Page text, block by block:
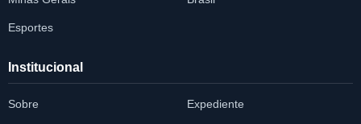
Esportes
Institucional
Sobre Expediente